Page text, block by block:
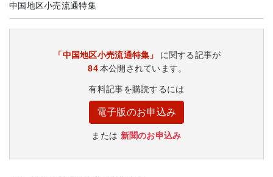
中国地区小売流通特集
「中国地区小売流通特集」
に関する記事が
84本公開されています。
有料記事を購読するには
電子版のお申込み
または 新聞のお申込み